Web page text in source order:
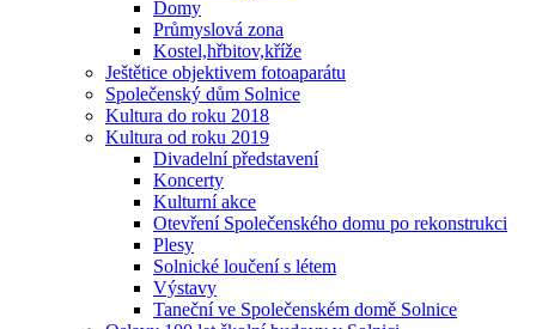
Domy
Průmyslová zona
Kostel,hřbitov,kříže
Ještětice objektivem fotoaparátu
Společenský dům Solnice
Kultura do roku 2018
Kultura od roku 2019
Divadelní představení
Koncerty
Kulturní akce
Otevření Společenského domu po rekonstrukci
Plesy
Solnické loučení s létem
Výstavy
Taneční ve Společenském domě Solnice